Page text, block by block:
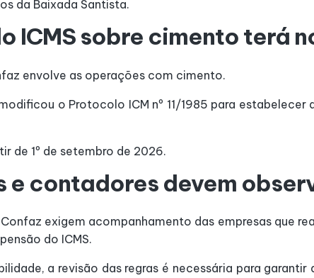
da Baixada Santista.
ICMS sobre cimento terá
envolve as operações com cimento.
o Protocolo ICM nº 11/1985 para
de 1º de setembro de 2026.
e contadores devem
exigem acompanhamento das empresas que
do ICMS.
a revisão das regras é necessária para